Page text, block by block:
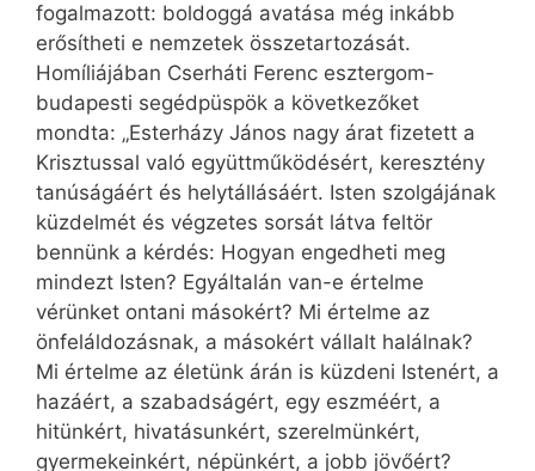
fogalmazott: boldoggá avatása még inkább
erősítheti e nemzetek összetartozását.
Homíliájában Cserháti Ferenc esztergom-
budapesti segédpüspök a következőket
mondta: „Esterházy János nagy árat fizetett a
Krisztussal való együttműködésért, keresztény
tanúságáért és helytállásáért. Isten szolgájának
küzdelmét és végzetes sorsát látva feltör
bennünk a kérdés: Hogyan engedheti meg
mindezt Isten? Egyáltalán van-e értelme
vérünket ontani másokért? Mi értelme az
önfeláldozásnak, a másokért vállalt halálnak?
Mi értelme az életünk árán is küzdeni Istenért, a
hazáért, a szabadságért, egy eszméért, a
hitünkért, hivatásunkért, szerelmünkért,
gyermekeinkért, népünkért, a jobb jövőért?